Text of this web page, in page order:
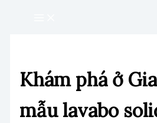
Khám phá ở
mẫu lavabo